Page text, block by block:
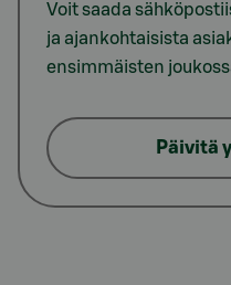
Voit saada
ja ajankohtaisista
ensimmäisten
Päivitä